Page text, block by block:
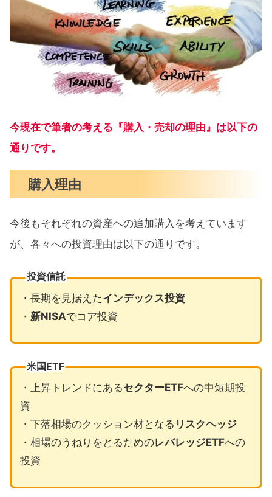
今現在で筆者の考える『購入・売却の理由』は以下の
通りです。
購入理由
今後もそれぞれの資産への追加購入を考えています
が、各々への投資理由は以下の通りです。
投資信託
・長期を見据えたインデックス投資
・ 新NISAでコア投資
米国ETF
・上昇トレンドにあるセクターETFへの中短期投
資
・下落相場のクッション材となる リスクヘッジ
・相場のうねりをとるためのレバレッジETFへの
投資